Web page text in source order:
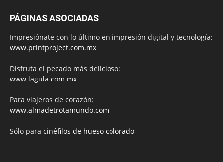
PÁGINAS ASOCIADAS
Impresiónate con lo último en impresión digital y tecnología:
www.printproject.com.mx
Disfruta el pecado más delicioso:
www.lagula.com.mx
Para viajeros de corazón:
www.almadetrotamundo.com
Sólo para cinéfilos de hueso colorado